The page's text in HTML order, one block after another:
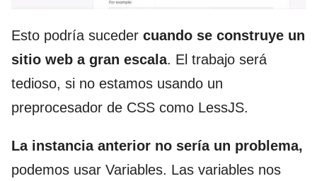
Esto podría suceder cuando se construye un
sitio web a gran escala. El trabajo será
tedioso, si no estamos usando un
preprocesador de CSS como LessJS.
La instancia anterior no sería un problema,
podemos usar Variables. Las variables nos